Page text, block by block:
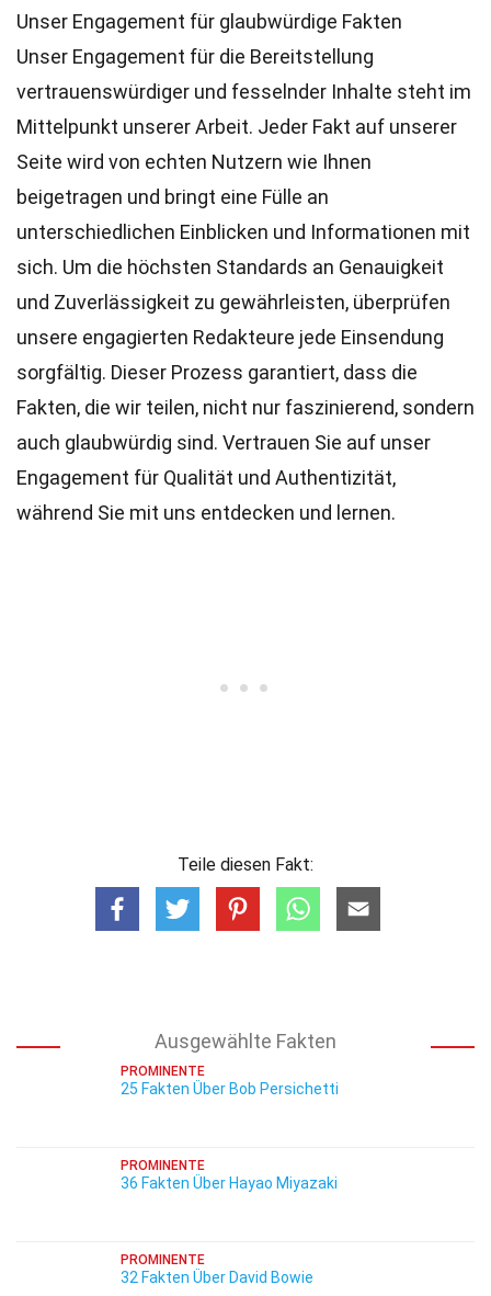
Unser Engagement für glaubwürdige Fakten
Unser Engagement für die Bereitstellung
vertrauenswürdiger und fesselnder Inhalte steht im
Mittelpunkt unserer Arbeit. Jeder Fakt auf unserer
Seite wird von echten Nutzern wie Ihnen
beigetragen und bringt eine Fülle an
unterschiedlichen Einblicken und Informationen mit
sich. Um die höchsten Standards an Genauigkeit
und Zuverlässigkeit zu gewährleisten, überprüfen
unsere engagierten Redakteure jede Einsendung
sorgfältig. Dieser Prozess garantiert, dass die
Fakten, die wir teilen, nicht nur faszinierend, sondern
auch glaubwürdig sind. Vertrauen Sie auf unser
Engagement für Qualität und Authentizität,
während Sie mit uns entdecken und lernen.
Teile diesen Fakt:
Ausgewählte Fakten
PROMINENTE
25 Fakten Über Bob Persichetti
PROMINENTE
36 Fakten Über Hayao Miyazaki
PROMINENTE
32 Fakten Über David Bowie